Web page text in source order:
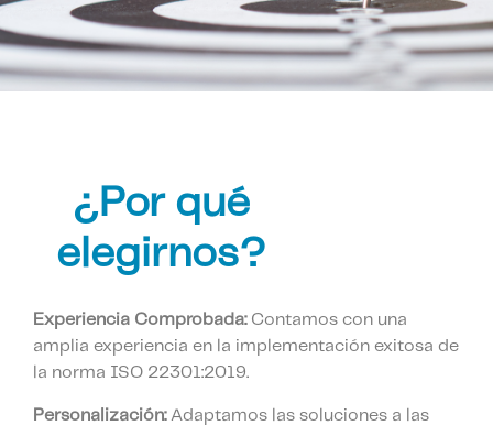
¿Por qué
elegirnos?
Experiencia Comprobada: Contamos con una
amplia experiencia en la implementación exitosa de
la norma ISO 22301:2019.
Personalización:Adaptamos las soluciones a las